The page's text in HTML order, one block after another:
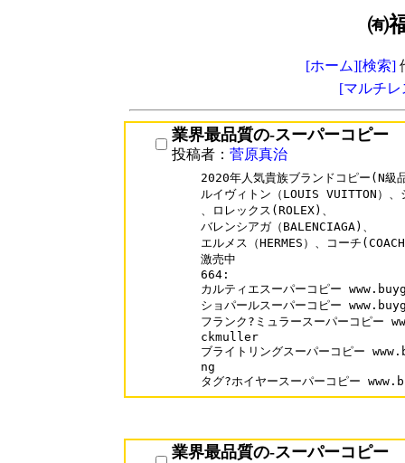
㈲
[ホーム][検索]
[マルチ
業界最品質の-スーパーコピー
投稿者： 菅原真治
2020年人気貴族ブランドコピー(N級
ルイヴィトン（LOUIS VUITTON）
、ロレックス(ROLEX)、
バレンシアガ（BALENCIAGA)、
エルメス（HERMES）、コーチ
激売中
664:
カルティエスーパーコピー
ショパールスーパーコピー
フランク?ミュラースーパーコピ
ckmuller
ブライトリングスーパーコピー
ng
業界最品質の-スーパーコピー